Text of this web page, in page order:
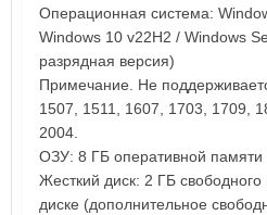
Операционная система:
Windows 10 v22H2 / Windows
разрядная версия)
Примечание. Не
1507, 1511, 1607, 1703, 1709,
2004.
ОЗУ: 8 ГБ оперативной памяти
Жесткий диск: 2 ГБ свободного
диске (дополнительное